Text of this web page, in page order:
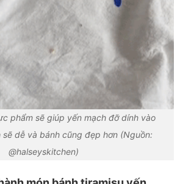
phẩm sẽ giúp yến mạch đỡ dính vào
dễ và bánh cũng đẹp hơn (Nguồn:
@halseyskitchen)